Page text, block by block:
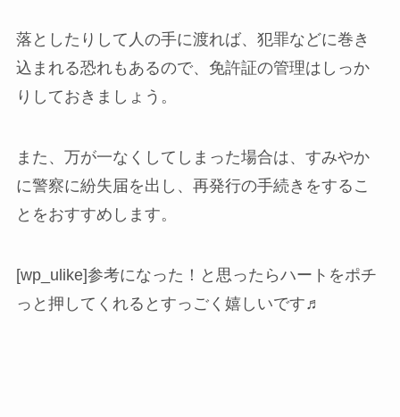
落としたりして人の手に渡れば、犯罪などに巻き
込まれる恐れもあるので、免許証の管理はしっか
りしておきましょう。
また、万が一なくしてしまった場合は、すみやか
に警察に紛失届を出し、再発行の手続きをするこ
とをおすすめします。
[wp_ulike]参考になった！と思ったらハートをポチ
っと押してくれるとすっごく嬉しいです♬